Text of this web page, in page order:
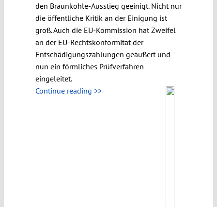
den Braunkohle-Ausstieg geeinigt. Nicht nur
die öffentliche Kritik an der Einigung ist
groß. Auch die EU-Kommission hat Zweifel
an der EU-Rechtskonformität der
Entschädigungszahlungen geäußert und
nun ein förmliches Prüfverfahren
eingeleitet.
Continue reading >>